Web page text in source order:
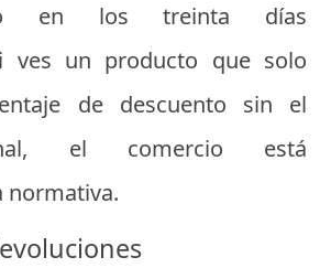
en los treinta días
ves un producto que solo
de descuento sin el
el comercio está
normativa.